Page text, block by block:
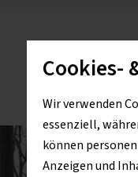
Cookies-
Wir verwenden
essenziell,
können
Anzeigen und